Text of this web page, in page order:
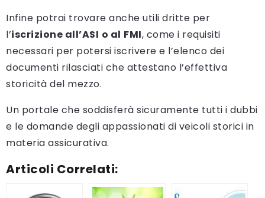
Infine potrai trovare anche utili dritte per
l’iscrizione all’ASI o al FMI, come i requisiti
necessari per potersi iscrivere e l’elenco dei
documenti rilasciati che attestano l’effettiva
storicità del mezzo.
Un portale che soddisferà sicuramente tutti i dubbi
e le domande degli appassionati di veicoli storici in
materia assicurativa.
Articoli Correlati: